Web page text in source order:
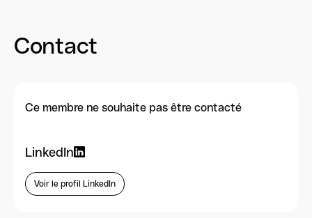
Contact
Ce membre ne souhaite pas être contacté
LinkedIn
Voir le profil LinkedIn